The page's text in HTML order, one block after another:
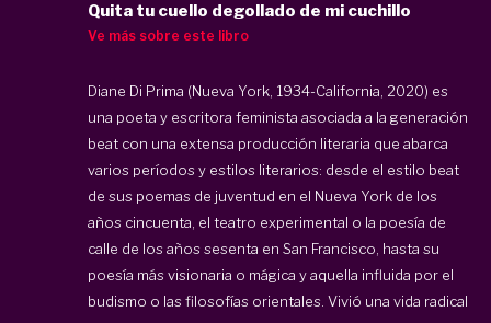
Quita tu cuello degollado de mi cuchillo
Ve más sobre este libro
Diane Di Prima (Nueva York, 1934-California, 2020) es
una poeta y escritora feminista asociada a la generación
beat con una extensa producción literaria que abarca
varios períodos y estilos literarios: desde el estilo beat
de sus poemas de juventud en el Nueva York de los
años cincuenta, el teatro experimental o la poesía de
calle de los años sesenta en San Francisco, hasta su
poesía más visionaria o mágica y aquella influida por el
budismo o las filosofías orientales. Vivió una vida radical